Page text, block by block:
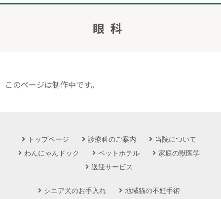
眼科
このページは制作中です。
トップページ 診療科のご案内
当院について
わんにゃんドック
ペットホテル
家庭の獣医学
送迎サービス
シニア犬のお手入れ
地域猫の不妊手術